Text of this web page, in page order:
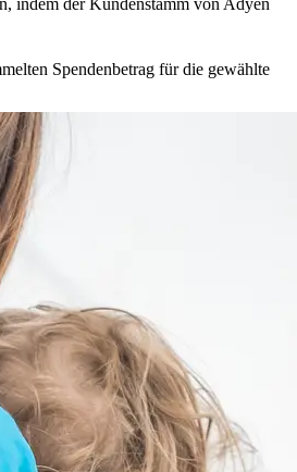
Spendenbetrag für die gewählte